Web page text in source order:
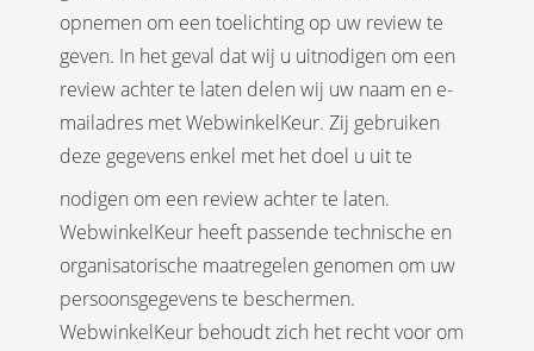
opnemen om een toelichting op uw review te
geven. In het geval dat wij u uitnodigen om een
review achter te laten delen wij uw naam en e-
mailadres met WebwinkelKeur. Zij gebruiken
deze gegevens enkel met het doel u uit te
nodigen om een review achter te laten.
WebwinkelKeur heeft passende technische en
organisatorische maatregelen genomen om uw
persoonsgegevens te beschermen.
WebwinkelKeur behoudt zich het recht voor om